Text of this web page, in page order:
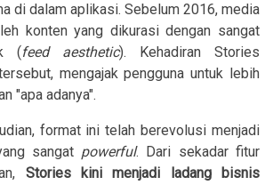
di dalam aplikasi. Sebelum 2016, media
konten yang dikurasi dengan sangat
(feed aesthetic). Kehadiran Stories
mengajak pengguna untuk lebih
"apa adanya".
format ini telah berevolusi menjadi
sangat powerful. Dari sekadar fitur
Stories kini menjadi ladang bisnis